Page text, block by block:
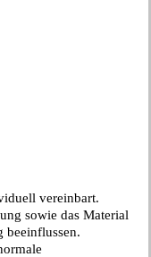
vereinbart.
sowie das Material
beeinflussen.